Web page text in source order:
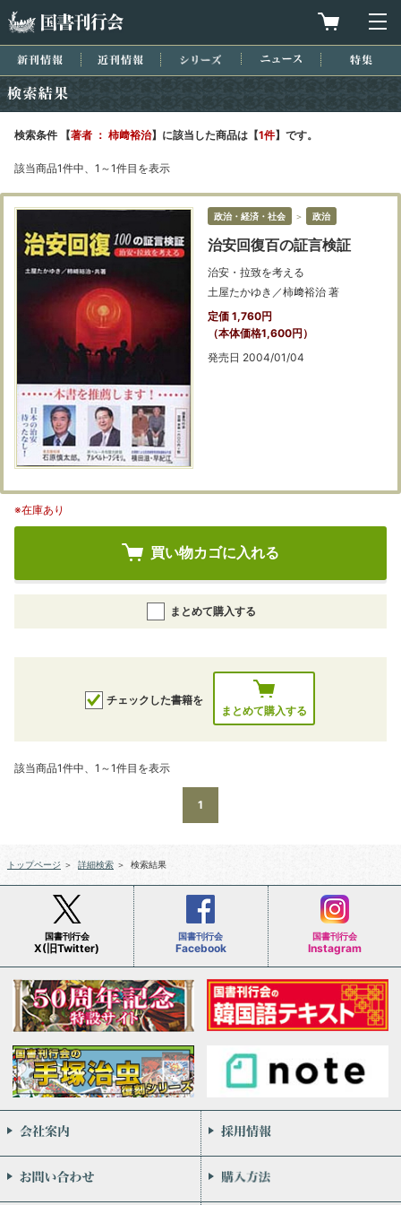
買物カゴを
新刊情報 近刊情報 シリーズ ニュース
検索条件 【著者 ： 柿﨑裕治】に該当した商品は【1件】です。
該当商品1件中、1～1件目を表示
政治・経済・社会 ＞ 政治
治安回復百の証言検証
治安・拉致を考える
土屋たかゆき／柿﨑裕治 著
定価 1,760円
（本体価格1,600円）
発売日 2004/01/04
※在庫あり
買い物カゴに入れる
まとめて購入する
チェックした書籍を
まとめて購入する
該当商品1件中、1～1件目を表示
1
トップページ ＞ 詳細検索 ＞ 検索結果
国書刊行会
X(旧Twitter)
国書刊行会
Facebook
国書刊行会
Instagram
会社案内
お問い合わせ